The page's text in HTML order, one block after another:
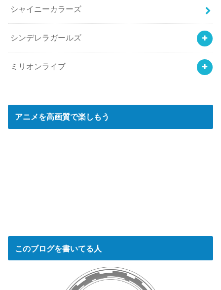
シャイニーカラーズ
シンデレラガールズ
ミリオンライブ
アニメを高画質で楽しもう
このブログを書いてる人